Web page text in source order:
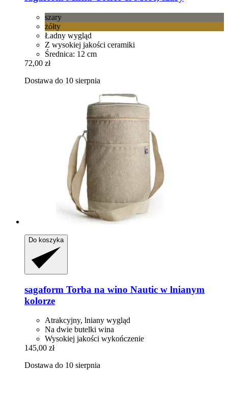
szary
żółty
Ładny wygląd
Z wysokiej jakości ceramiki
Średnica: 12 cm
72,00 zł
Dostawa do 10 sierpnia
Do koszyka
sagaform Torba na wino Nautic w lnianym
kolorze
Atrakcyjny, lniany wygląd
Na dwie butelki wina
Wysokiej jakości wykończenie
145,00 zł
Dostawa do 10 sierpnia